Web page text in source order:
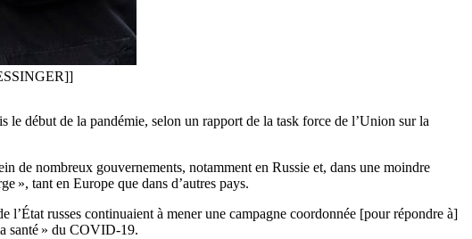
début de la pandémie, selon un rapport de la task force de l’Union sur la
de nombreux gouvernements, notamment en Russie et, dans une moindre
», tant en Europe que dans d’autres pays.
russes continuaient à mener une campagne coordonnée [pour répondre à]
santé » du COVID-19.